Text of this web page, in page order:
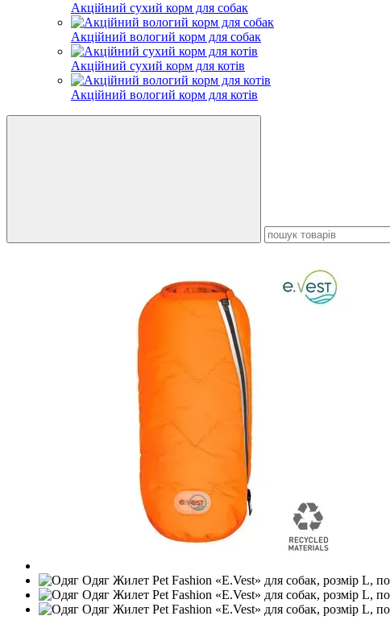
Акційний сухий корм для собак
Акційний вологий корм для собак
Акційний сухий корм для котів
Акційний вологий корм для котів